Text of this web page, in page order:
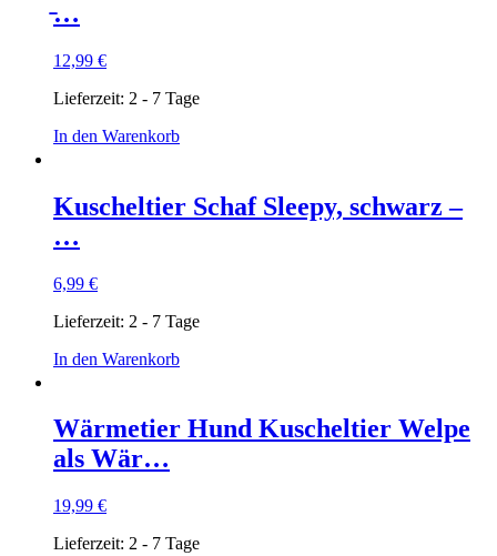
̵…
12,99 €
Lieferzeit: 2 - 7 Tage
In den Warenkorb
Kuscheltier Schaf Sleepy, schwarz –
…
6,99 €
Lieferzeit: 2 - 7 Tage
In den Warenkorb
Wärmetier Hund Kuscheltier Welpe
als Wär…
19,99 €
Lieferzeit: 2 - 7 Tage